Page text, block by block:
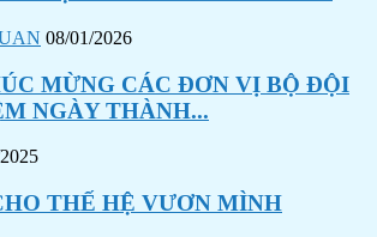
08/01/2026
MỪNG CÁC ĐƠN VỊ BỘ ĐỘI
NGÀY THÀNH...
THẾ HỆ VƯƠN MÌNH